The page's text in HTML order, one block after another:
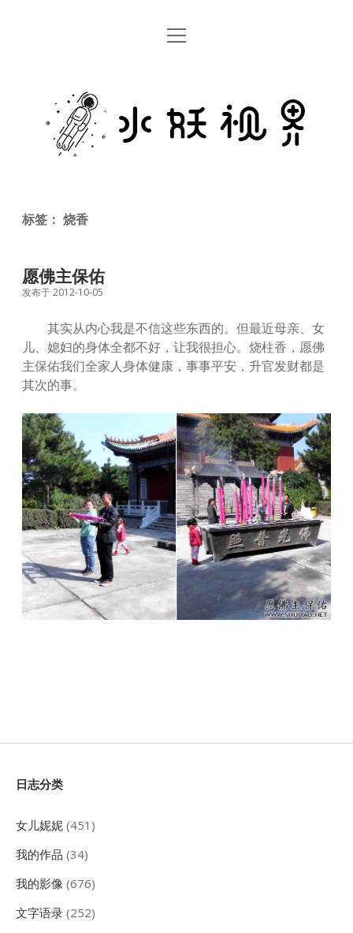
首页
关于
open
水
妖
视
标签： 烧香
愿佛主保佑
发布于 2012-10-05
其实从内心我是不信这些东西的。但最近母亲、女
儿、媳妇的身体全都不好，让我很担心。烧柱香，愿佛
主保佑我们全家人身体健康，事事平安，升官发财都是
其次的事。
Sidebar
日志分类
女儿妮妮 (451)
我的作品 (34)
我的影像 (676)
文字语录 (252)